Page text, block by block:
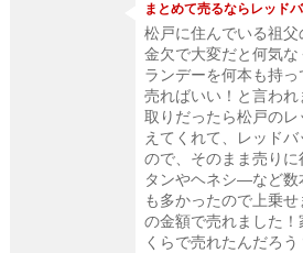
まとめて売るならレッド
松戸に住んでいる祖父
金欠で大変だと何気
ランデーを何本も持
売ればいい！と言わ
取りだったら松戸の
えてくれて、レッド
ので、そのまま売り
タンやヘネシ―など数
も多かったので上乗
の金額で売れました
くらで売れたんだろ